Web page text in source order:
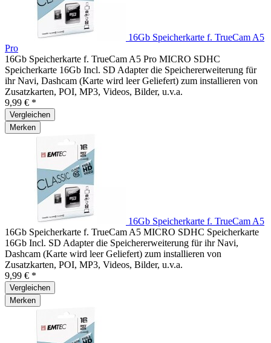
16Gb Speicherkarte f. TrueCam A5
Pro
16Gb Speicherkarte f. TrueCam A5 Pro MICRO SDHC
Speicherkarte 16Gb Incl. SD Adapter die Speichererweiterung für
ihr Navi, Dashcam (Karte wird leer Geliefert) zum installieren von
Zusatzkarten, POI, MP3, Videos, Bilder, u.v.a.
9,99 € *
Vergleichen
Merken
16Gb Speicherkarte f. TrueCam A5
16Gb Speicherkarte f. TrueCam A5 MICRO SDHC Speicherkarte
16Gb Incl. SD Adapter die Speichererweiterung für ihr Navi,
Dashcam (Karte wird leer Geliefert) zum installieren von
Zusatzkarten, POI, MP3, Videos, Bilder, u.v.a.
9,99 € *
Vergleichen
Merken